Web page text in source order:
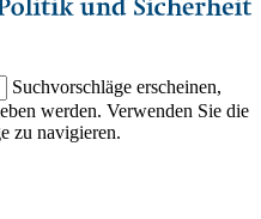
Suchvorschläge erscheinen,
werden. Verwenden Sie die
zu navigieren.